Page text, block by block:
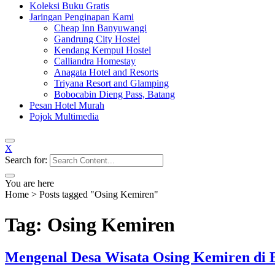
Koleksi Buku Gratis
Jaringan Penginapan Kami
Cheap Inn Banyuwangi
Gandrung City Hostel
Kendang Kempul Hostel
Calliandra Homestay
Anagata Hotel and Resorts
Triyana Resort and Glamping
Bobocabin Dieng Pass, Batang
Pesan Hotel Murah
Pojok Multimedia
X
Search for:
You are here
Home > Posts tagged "Osing Kemiren"
Tag: Osing Kemiren
Mengenal Desa Wisata Osing Kemiren di